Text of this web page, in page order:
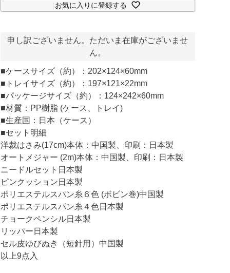
お気に入りに登録する
申し訳ございません。ただいま在庫がございませ
ん。
■ケースサイズ（約）：202×124×60mm
■トレイサイズ（約）：197×121×22mm
■パッケージサイズ（約）：124×242×60mm
■材質：PP樹脂 (ケース、トレイ)
■生産国：日本（ケース）
■セット明細
洋裁はさみ(17cm)本体：中国製、印刷：日本製
オートメジャー (2m)本体：中国製、印刷：日本製
ニードルセット日本製
ピンクッション日本製
ポリエステルスパン糸６色 (ボビン巻)中国製
ポリエステルスパン糸４色日本製
チョークペンシル日本製
リッパー日本製
セル皮ゆびぬき（短針用）中国製
以上9点入